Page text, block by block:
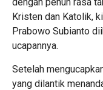
Kristen dan Katolik,
Prabowo Subianto
ucapannya.
Setelah
yang dilantik